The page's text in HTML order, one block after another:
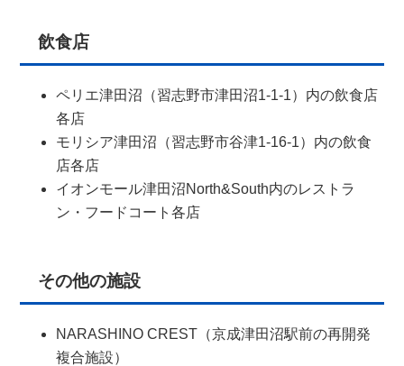
飲食店
ペリエ津田沼（習志野市津田沼1-1-1）内の飲食店
各店
モリシア津田沼（習志野市谷津1-16-1）内の飲食
店各店
イオンモール津田沼North&South内のレストラ
ン・フードコート各店
その他の施設
NARASHINO CREST（京成津田沼駅前の再開発
複合施設）